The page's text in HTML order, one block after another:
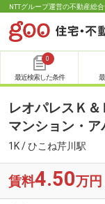
NTTグループ運営の不動産総
0
最近検索した条件
レオパレスＫ
マンション・ア
1K / ひこね芹川駅
賃料4.50万円